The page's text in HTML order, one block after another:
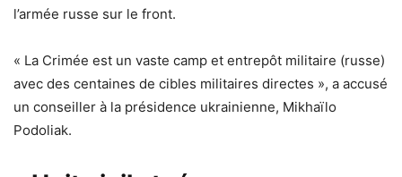
l’armée russe sur le front.
« La Crimée est un vaste camp et entrepôt militaire (russe)
avec des centaines de cibles militaires directes », a accusé
un conseiller à la présidence ukrainienne, Mikhaïlo
Podoliak.